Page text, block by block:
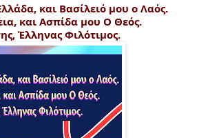
και Βασίλειό μου ο Λαός.
και Ασπίδα μου Ο Θεός.
Έλληνας Φιλότιμος.